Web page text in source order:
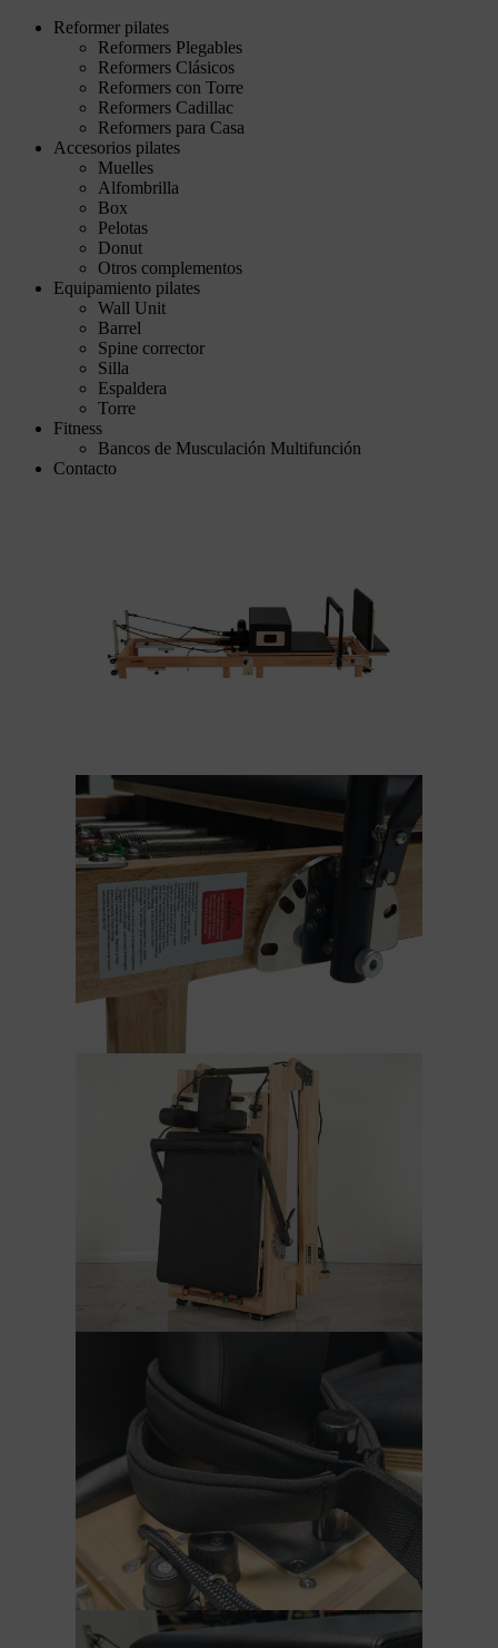
Reformer pilates
Reformers Plegables
Reformers Clásicos
Reformers con Torre
Reformers Cadillac
Reformers para Casa
Accesorios pilates
Muelles
Alfombrilla
Box
Pelotas
Donut
Otros complementos
Equipamiento pilates
Wall Unit
Barrel
Spine corrector
Silla
Espaldera
Torre
Fitness
Bancos de Musculación Multifunción
Contacto